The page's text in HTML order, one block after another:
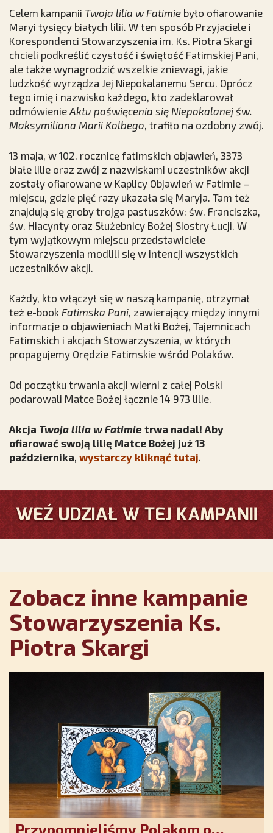
Celem kampanii Twoja lilia w Fatimie było ofiarowanie
Maryi tysięcy białych lilii. W ten sposób Przyjaciele i
Korespondenci Stowarzyszenia im. Ks. Piotra Skargi
chcieli podkreślić czystość i świętość Fatimskiej Pani,
ale także wynagrodzić wszelkie zniewagi, jakie
ludzkość wyrządza Jej Niepokalanemu Sercu. Oprócz
tego imię i nazwisko każdego, kto zadeklarował
odmówienie Aktu poświęcenia się Niepokalanej św.
Maksymiliana Marii Kolbego, trafiło na ozdobny zwój.
13 maja, w 102. rocznicę fatimskich objawień, 3373
białe lilie oraz zwój z nazwiskami uczestników akcji
zostały ofiarowane w Kaplicy Objawień w Fatimie –
miejscu, gdzie pięć razy ukazała się Maryja. Tam też
znajdują się groby trojga pastuszków: św. Franciszka,
św. Hiacynty oraz Służebnicy Bożej Siostry Łucji. W
tym wyjątkowym miejscu przedstawiciele
Stowarzyszenia modlili się w intencji wszystkich
uczestników akcji.
Każdy, kto włączył się w naszą kampanię, otrzymał
też e-book Fatimska Pani, zawierający między innymi
informacje o objawieniach Matki Bożej, Tajemnicach
Fatimskich i akcjach Stowarzyszenia, w których
propagujemy Orędzie Fatimskie wśród Polaków.
Od początku trwania akcji wierni z całej Polski
podarowali Matce Bożej łącznie 14 973 lilie.
Akcja Twoja lilia w Fatimie trwa nadal! Aby
ofiarować swoją lilię Matce Bożej już 13
października, wystarczy kliknąć tutaj.
Zobacz inne kampanie
Stowarzyszenia Ks.
Piotra Skargi
Przypomnieliśmy Polakom o